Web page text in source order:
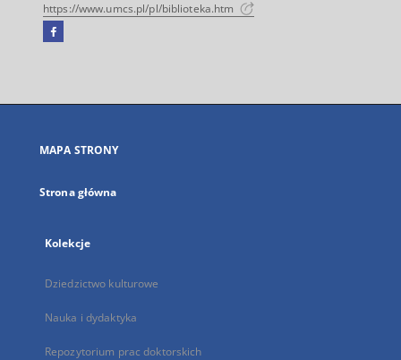
https://www.umcs.pl/pl/biblioteka.htm
Facebook
się
karcie
MAPA STRONY
Strona główna
Kolekcje
Dziedzictwo kulturowe
Nauka i dydaktyka
Repozytorium prac doktorskich